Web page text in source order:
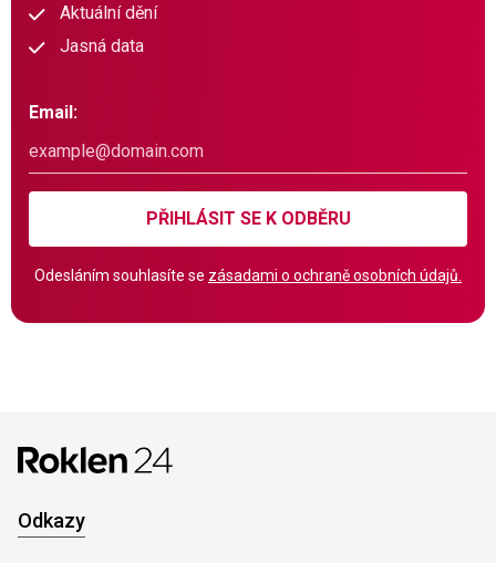
Aktuální dění
Jasná data
Email:
PŘIHLÁSIT SE K ODBĚRU
Odesláním souhlasíte se zásadami o ochraně osobních údajů.
Odkazy